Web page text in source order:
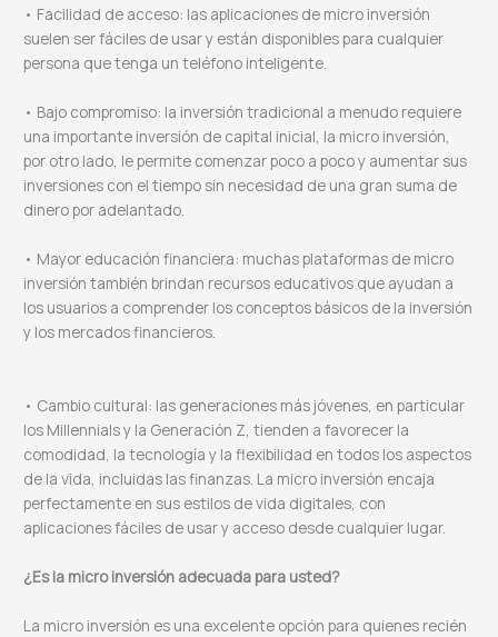
• Facilidad de acceso: las aplicaciones de micro inversión
suelen ser fáciles de usar y están disponibles para cualquier
persona que tenga un teléfono inteligente.
• Bajo compromiso: la inversión tradicional a menudo requiere
una importante inversión de capital inicial, la micro inversión,
por otro lado, le permite comenzar poco a poco y aumentar sus
inversiones con el tiempo sin necesidad de una gran suma de
dinero por adelantado.
• Mayor educación financiera: muchas plataformas de micro
inversión también brindan recursos educativos que ayudan a
los usuarios a comprender los conceptos básicos de la inversión
y los mercados financieros.
• Cambio cultural: las generaciones más jóvenes, en particular
los Millennials y la Generación Z, tienden a favorecer la
comodidad, la tecnología y la flexibilidad en todos los aspectos
de la vida, incluidas las finanzas. La micro inversión encaja
perfectamente en sus estilos de vida digitales, con
aplicaciones fáciles de usar y acceso desde cualquier lugar.
¿Es la micro inversión adecuada para usted?
La micro inversión es una excelente opción para quienes recién